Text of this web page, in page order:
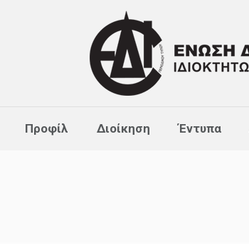
Προφίλ Διοίκηση Έντυπα